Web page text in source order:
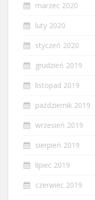
marzec 2020
luty 2020
styczeń 2020
grudzień 2019
listopad 2019
październik 2019
wrzesień 2019
sierpień 2019
lipiec 2019
czerwiec 2019